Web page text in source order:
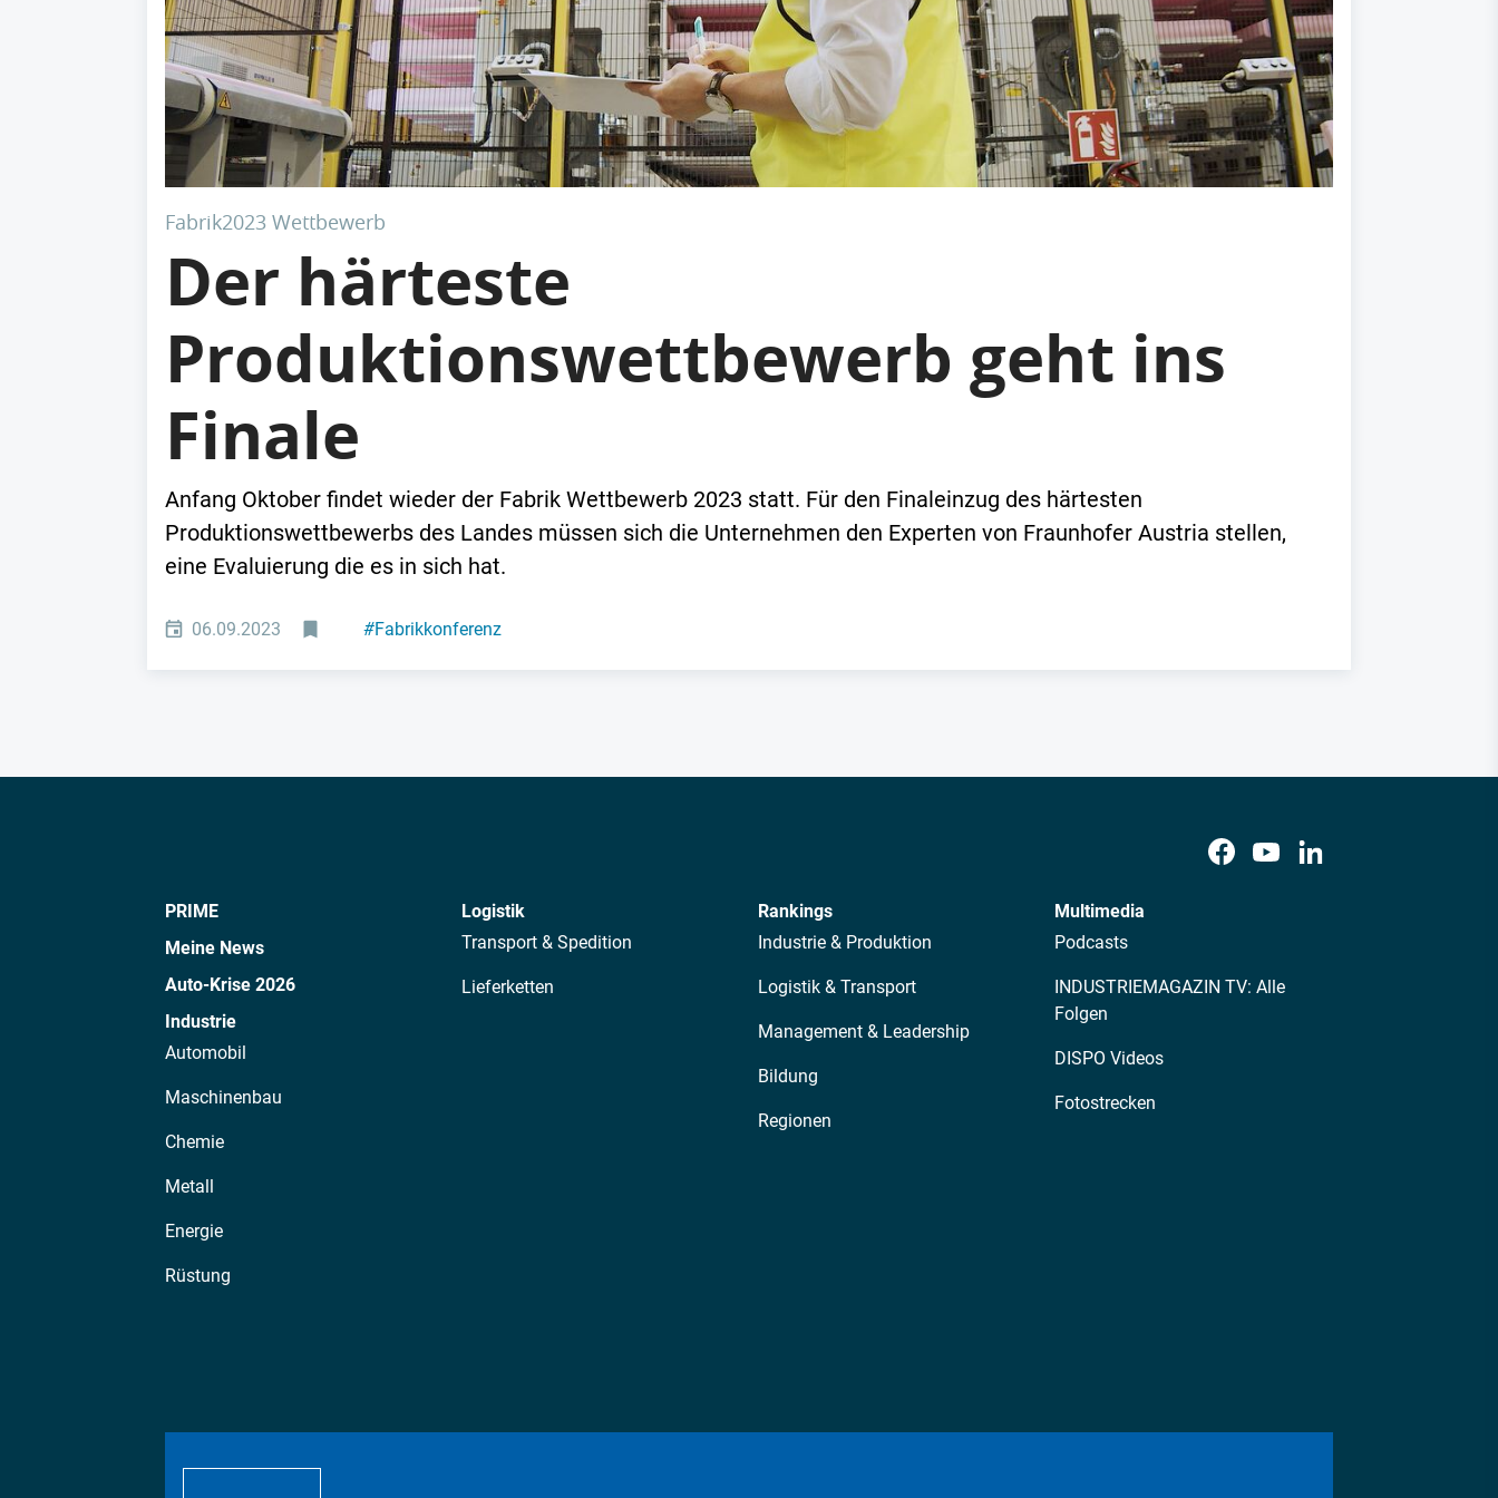
Fabrik2023 Wettbewerb
Der härteste
Produktionswettbewerb geht ins
Finale
Anfang Oktober findet wieder der Fabrik Wettbewerb 2023 statt. Für den Finaleinzug des härtesten
Produktionswettbewerbs des Landes müssen sich die Unternehmen den Experten von Fraunhofer Austria stellen,
eine Evaluierung die es in sich hat.
06.09.2023 #Fabrikkonferenz
PRIME
Meine News
Auto-Krise 2026
Industrie
Automobil
Maschinenbau
Chemie
Metall
Energie
Rüstung
Logistik
Transport & Spedition
Lieferketten
Rankings
Industrie & Produktion
Logistik & Transport
Management & Leadership
Bildung
Regionen
Multimedia
Podcasts
INDUSTRIEMAGAZIN TV: Alle
Folgen
DISPO Videos
Fotostrecken